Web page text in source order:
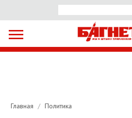
Главная / Политика